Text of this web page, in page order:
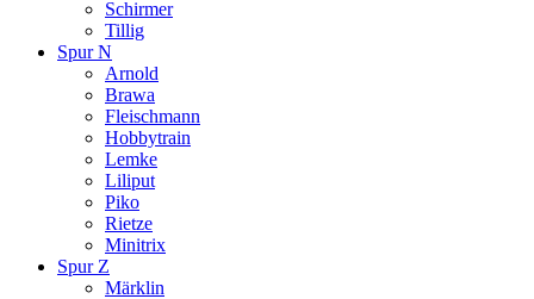
Schirmer
Tillig
Spur N
Arnold
Brawa
Fleischmann
Hobbytrain
Lemke
Liliput
Piko
Rietze
Minitrix
Spur Z
Märklin